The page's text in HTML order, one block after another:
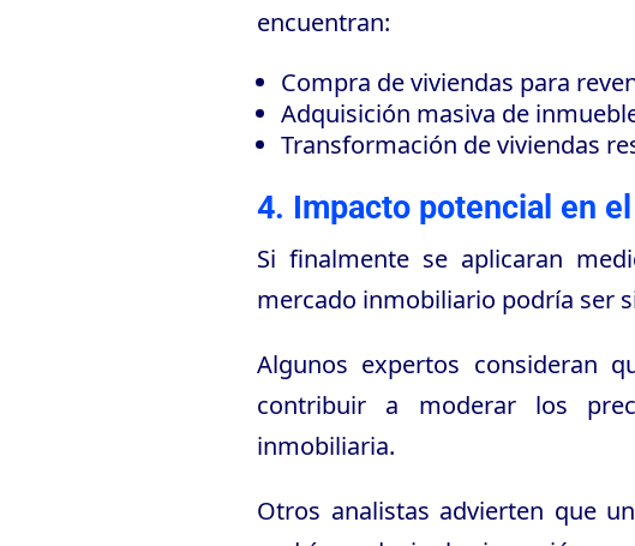
encuentran:
Compra de viviendas para
Adquisición masiva de
Transformación de viviendas
4. Impacto potencial en
Si finalmente se aplicaran
mercado inmobiliario podría ser
Algunos expertos consideran
contribuir a moderar los
inmobiliaria.
Otros analistas advierten que